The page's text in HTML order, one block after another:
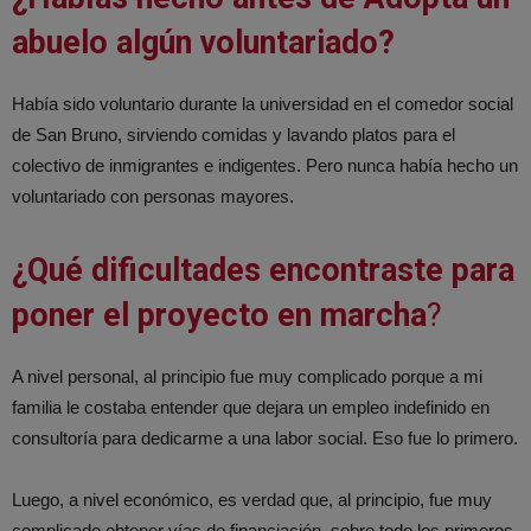
abuelo algún voluntariado?
Había sido voluntario durante la universidad en el comedor social
de San Bruno, sirviendo comidas y lavando platos para el
colectivo de inmigrantes e indigentes. Pero nunca había hecho un
voluntariado con personas mayores.
¿Qué dificultades encontraste para
poner el proyecto en marcha?
A nivel personal, al principio fue muy complicado porque a mi
familia le costaba entender que dejara un empleo indefinido en
consultoría para dedicarme a una labor social. Eso fue lo primero.
Luego, a nivel económico, es verdad que, al principio, fue muy